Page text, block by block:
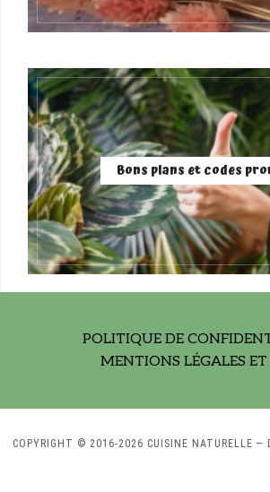
Bons plans et codes
POLITIQUE DE
MENTIONS LÉGALES
COPYRIGHT © 2016-2026 CUISINE NATURELLE —